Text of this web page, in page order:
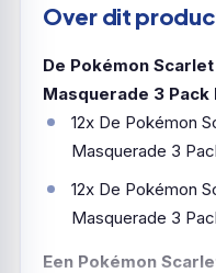
Over dit
De Pokémon
Masquerade 3
12x De Pokémon
Masquerade 3
12x De Pokémon
Masquerade 3
Een Pokémon